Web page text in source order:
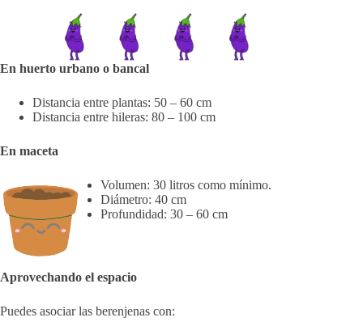
En huerto urbano o bancal
Distancia entre plantas: 50 – 60 cm
Distancia entre hileras: 80 – 100 cm
En maceta
Volumen: 30 litros como mínimo.
Diámetro: 40 cm
Profundidad: 30 – 60 cm
Aprovechando el espacio
Puedes asociar las berenjenas con: